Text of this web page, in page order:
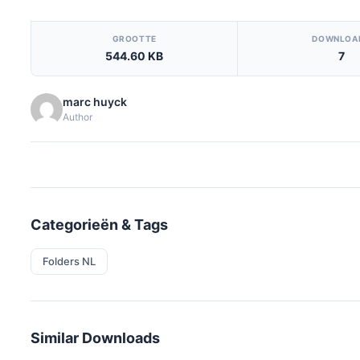
[video_player_1200x800]
GROOTTE
544.60 KB 7
marc huyck
Author
Categorieën & Tags
Folders NL
Similar Downloads